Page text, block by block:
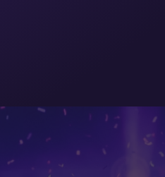
encontrar un compañero
el código de vestimenta en
seguir!